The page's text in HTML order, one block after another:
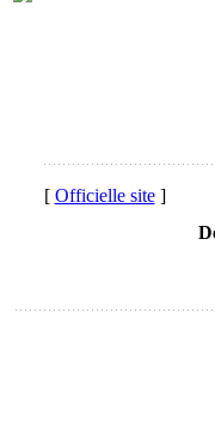
[ Officielle site]